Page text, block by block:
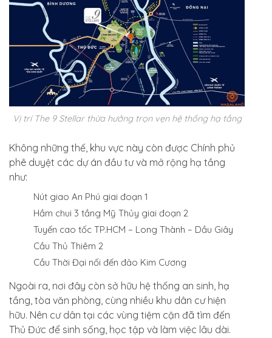
Vị trí The 9 Stellar thừa hưởng trọn vẹn hệ thống hạ tầng
Không những thế, khu vực này còn được Chính phủ
phê duyệt các dự án đầu tư và mở rộng hạ tầng
như:
Nút giao An Phú giai đoạn 1
Hầm chui 3 tầng Mỹ Thủy giai đoạn 2
Tuyến cao tốc TP.HCM – Long Thành – Dầu Giây
Cầu Thủ Thiêm 2
Cầu Thời Đại nối đến đảo Kim Cương
Ngoài ra, nơi đây còn sở hữu hệ thống an sinh, hạ
tầng, tòa văn phòng, cùng nhiều khu dân cư hiện
hữu. Nên cư dân tại các vùng tiệm cận đã tìm đến
Thủ Đức để sinh sống, học tập và làm việc lâu dài.